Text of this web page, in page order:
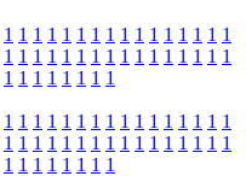
1 1 1 1 1 1 1 1 1 1 1 1 1 1 1 1
1 1 1 1 1 1 1 1 1 1 1 1 1 1 1 1
1 1 1 1 1 1 1 1
1 1 1 1 1 1 1 1 1 1 1 1 1 1 1 1
1 1 1 1 1 1 1 1 1 1 1 1 1 1 1 1
1 1 1 1 1 1 1 1